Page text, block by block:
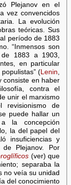
Plejanov en el
vez convencidos
La evolución
teóricas. Sus
período de 1883
“Inmensos son
1883 a 1903,
en particular
( Lenin
consiste en haber
contra el
unir el marxismo
revisionismo de
puede hallar un
la concepción
la del papel del
insuficiencias y
Plejanov. Por
(ver) que
separaba la
no veía su unidad
del conocimiento